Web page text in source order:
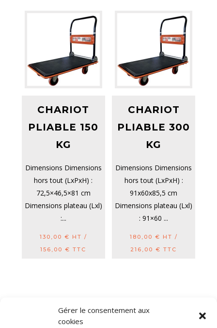
Gérer le consentement aux
cookies
CHARIOT
PLIABLE 150
KG
Dimensions Dimensions
hors tout (LxPxH) :
72,5×46,5×81 cm
Dimensions plateau (Lxl)
:...
130,00 € HT /
156,00€ TTC
CHARIOT
PLIABLE 300
KG
Dimensions Dimensions
hors tout (LxPxH) :
91x60x85,5 cm
Dimensions plateau (Lxl)
: 91×60 ...
180,00 € HT /
216,00€ TTC